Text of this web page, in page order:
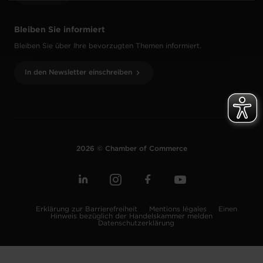
protection des données personnelles
Bleiben Sie informiert
Bleiben Sie über Ihre bevorzugten Themen informiert.
In den Newsletter einschreiben
2026 © Chamber of Commerce
Erklärung zur Barrierefreiheit Mentions légales
Einen
Hinweis bezüglich der Handelskammer melden
Datenschutzerklärung